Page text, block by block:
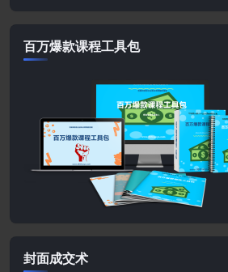
百万爆款课程工具包
封面成交术